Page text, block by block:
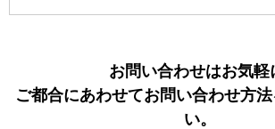
お問い合わせはお気軽
ご都合にあわせてお問い合わせ方
い。